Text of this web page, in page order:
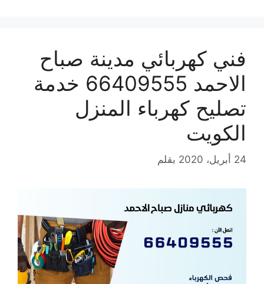
فني كهربائي مدينة صباح
الاحمد 66409555 خدمة
تصليح كهرباء المنزل
الكويت
24 أبريل، 2020 بقلم